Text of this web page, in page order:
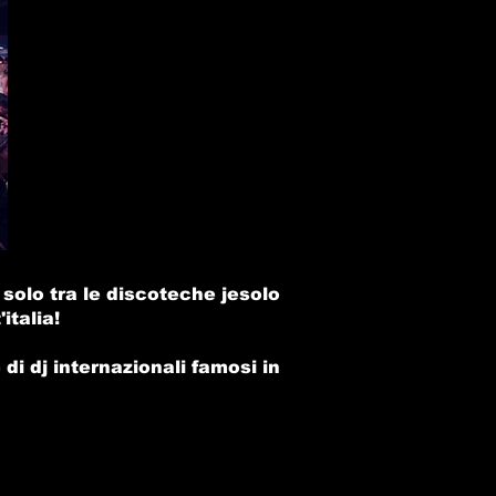
solo tra le discoteche jesolo
dj internazionali famosi in